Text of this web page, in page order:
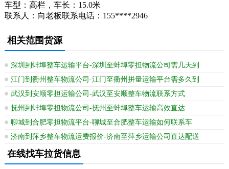
车型：高栏，车长：15.0米
联系人：向老板联系电话：155****2946
相关范围货源
深圳到蚌埠整车运输平台-深圳至蚌埠零担物流公司需几天到
江门到衢州整车物流公司-江门至衢州拼量运输平台需多久到
武汉到安顺零担运输公司-武汉至安顺整车物流联系方式
抚州到蚌埠零担物流公司-抚州至蚌埠整车运输高效直达
聊城到合肥零担物流平台-聊城至合肥整车运输如何联系车
济南到萍乡整车物流运费报价-济南至萍乡运输公司直达配送
在线找车拉货信息